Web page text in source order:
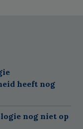
heeft nog
nog niet op